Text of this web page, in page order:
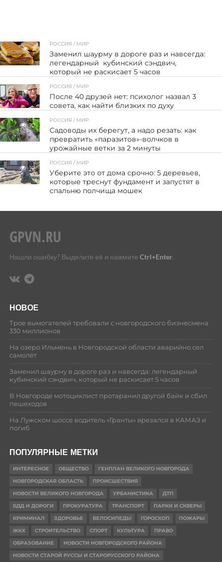
7
РОССИЯ / МИР
Заменил шаурму в дороге раз и навсегда:
легендарный кубинский сэндвич,
который не раскисает 5 часов
5
РОССИЯ / МИР
После 40 друзей нет: психолог назвал 3
совета, как найти близких по духу
10
РОССИЯ / МИР
Садоводы их берегут, а надо резать: как
превратить «паразитов»-волчков в
урожайные ветки за 2 минуты
10
РОССИЯ / МИР
Уберите это от дома срочно: 5 деревьев,
которые треснут фундамент и запустят в
спальню полчища мошек
Нашли ошибку? Выделите её и нажмите Ctrl+Enter.
НОВОЕ
Трое вымогателей требовали с новгородского бизнесмена
330 миллионов
На озеро Ильмень в Новгородской области аварийно сел
самолёт
Заменил шаурму в дороге раз и навсегда: легендарный
кубинский сэндвич, который не раскисает 5 часов
В Новгороде мотоциклист протаранил другой байк и сбил
пешеходов
На Лужском шоссе водитель «Гранты» врезался в КАМАЗ и
погиб
ПОПУЛЯРНЫЕ МЕТКИ
ИНТЕРЕСНОЕ ОБЩЕСТВО
ГЕНПЛАН ВЕЛИКОГО НОВГОРОДА
НОВГОРОДСКАЯ ОБЛАСТЬ
ПРОИСШЕСТВИЯ
НОВОСТИ ВЕЛИКОГО НОВГОРОДА
УРБАНИСТИКА
ДТП
БДД И ДОРОГИ
ПРОКУРАТУРА ТРАНСПОРТ
ПАРКИ И СКВЕРЫ
КРИМИНАЛ
ЗДОРОВЬЕ ВЕЛОСИПЕДЫ ГОРОСКОП
ПОЖАРЫ
ЖКХ
СТРОИТЕЛЬСТВО СПОРТ КУЛЬТУРА
ПРАВО
ОБРАЗОВАНИЕ
НОВОСТИ НОВГОРОДСКОГО РАЙОНА
НОВОСТИ СТАРОЙ РУССЫ И СТАРОРУССКОГО РАЙОНА